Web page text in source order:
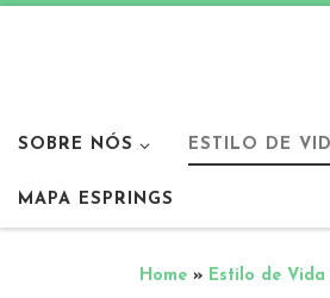
SOBRE NÓS ESTILO DE
MAPA ESPRINGS
Home » Estilo de Vida